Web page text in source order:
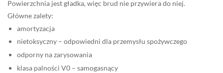
Powierzchnia jest gładka, więc brud nie przywiera do niej.
Główne zalety:
amortyzacja
nietoksyczny – odpowiedni dla przemysłu spożywczego
odporny na zarysowania
klasa palności V0 – samogasnący